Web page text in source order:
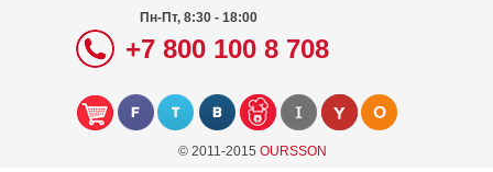
Пн-Пт, 8:30 - 18:00
+7 800 100 8 708
© 2011-2015 OURSSON